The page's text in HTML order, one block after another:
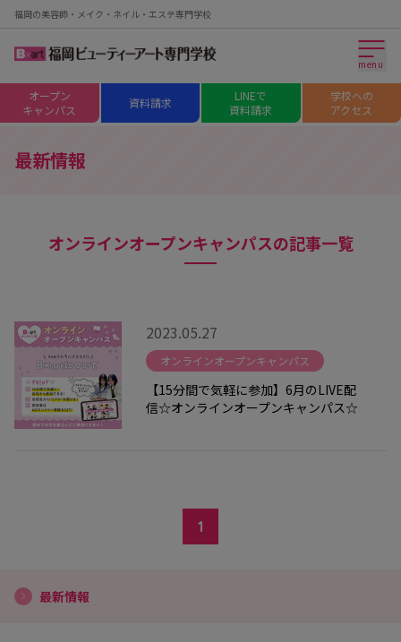
福岡の美容師・メイク・ネイル・エステ専門学校
menu
オープン
キャンパス
資料請求
LINEで
資料請求
学校への
アクセス
最新情報
オンラインオープンキャンパスの記事一覧
2023.05.27
オンラインオープンキャンパス
【15分間で気軽に参加】6月のLIVE配
信☆オンラインオープンキャンパス☆
1
最新情報